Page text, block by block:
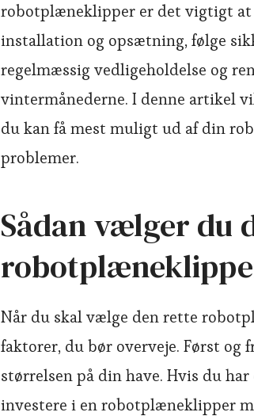
robotplæneklipper er det vigtigt at
installation og opsætning, følge
regelmæssig vedligeholdelse og
vintermånederne. I denne artikel
du kan få mest muligt ud af din
problemer.
Sådan vælger du
Når du skal vælge den rette
faktorer, du bør overveje. Først
størrelsen på din have. Hvis du
investere i en robotplæneklipper